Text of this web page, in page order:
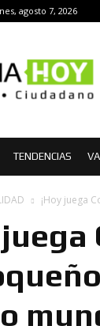
agosto 7, 2026
TENDENCIAS
¡Hoy juega